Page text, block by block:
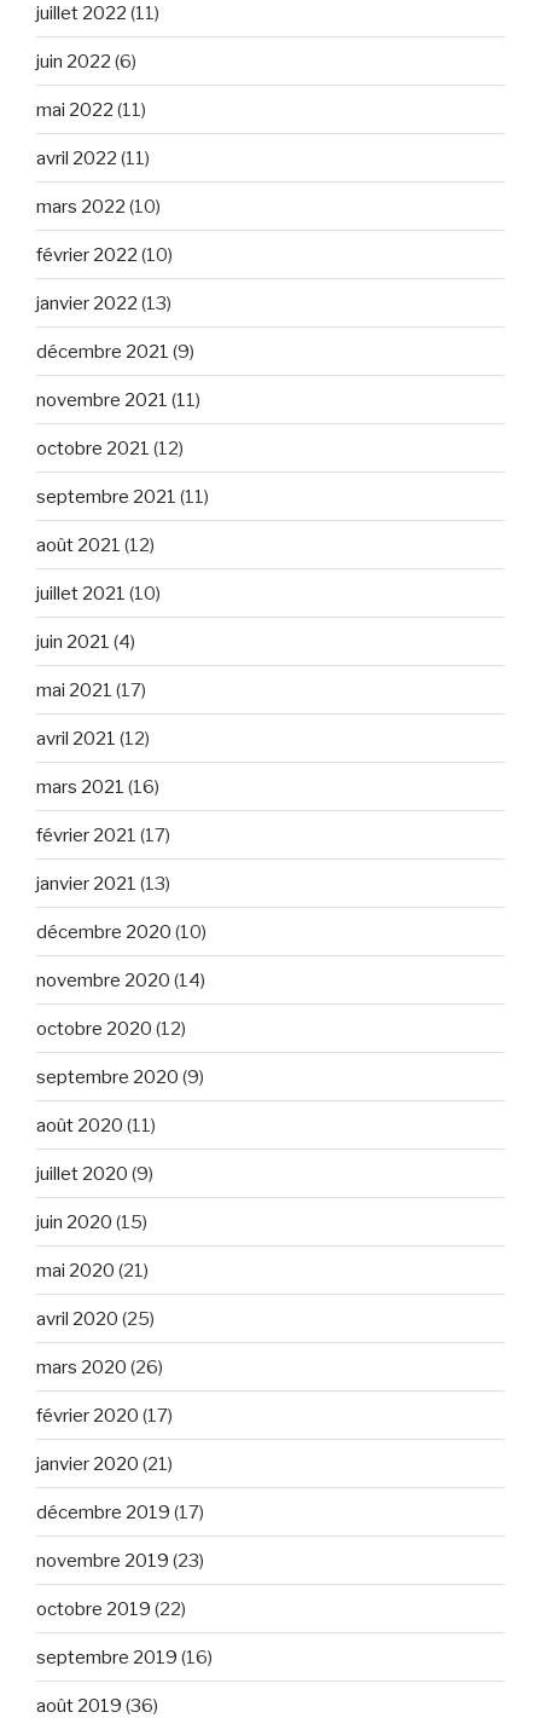
juillet 2022 (11)
juin 2022 (6)
mai 2022 (11)
avril 2022 (11)
mars 2022 (10)
février 2022 (10)
janvier 2022 (13)
décembre 2021 (9)
novembre 2021 (11)
octobre 2021 (12)
septembre 2021 (11)
août 2021 (12)
juillet 2021 (10)
juin 2021 (4)
mai 2021 (17)
avril 2021 (12)
mars 2021 (16)
février 2021 (17)
janvier 2021 (13)
décembre 2020 (10)
novembre 2020 (14)
octobre 2020 (12)
septembre 2020 (9)
août 2020 (11)
juillet 2020 (9)
juin 2020 (15)
mai 2020 (21)
avril 2020 (25)
mars 2020 (26)
février 2020 (17)
janvier 2020 (21)
décembre 2019 (17)
novembre 2019 (23)
octobre 2019 (22)
septembre 2019 (16)
août 2019 (36)